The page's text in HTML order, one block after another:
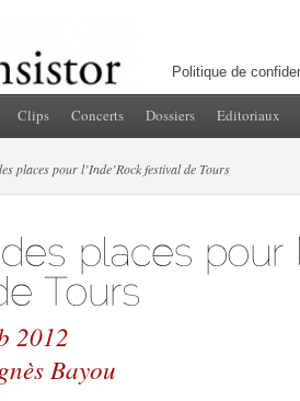
Politique de
Clips Concerts Dossiers Editoriaux
places pour l’Inde’Rock festival de Tours
2012
Bayou